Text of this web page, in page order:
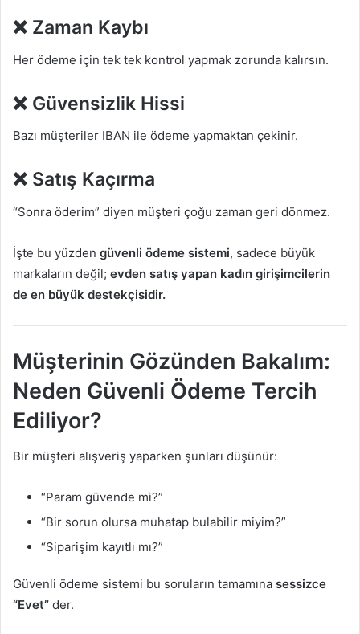
❌ Zaman Kaybı
Her ödeme için tek tek kontrol yapmak zorunda kalırsın.
❌ Güvensizlik Hissi
Bazı müşteriler IBAN ile ödeme yapmaktan çekinir.
❌ Satış Kaçırma
“Sonra öderim” diyen müşteri çoğu zaman geri dönmez.
İşte bu yüzden güvenli ödeme sistemi, sadece büyük
markaların değil; evden satış yapan kadın girişimcilerin
de en büyük destekçisidir.
Müşterinin Gözünden Bakalım:
Neden Güvenli Ödeme Tercih
Ediliyor?
Bir müşteri alışveriş yaparken şunları düşünür:
“Param güvende mi?”
“Bir sorun olursa muhatap bulabilir miyim?”
“Siparişim kayıtlı mı?”
Güvenli ödeme sistemi bu soruların tamamına sessizce
“Evet” der.